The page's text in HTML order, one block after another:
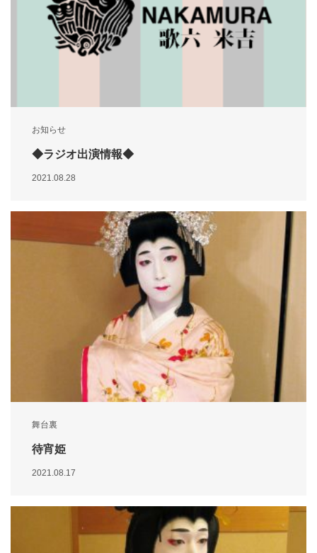
お知らせ
◆ラジオ出演情報◆
2021.08.28
舞台裏
待宵姫
2021.08.17